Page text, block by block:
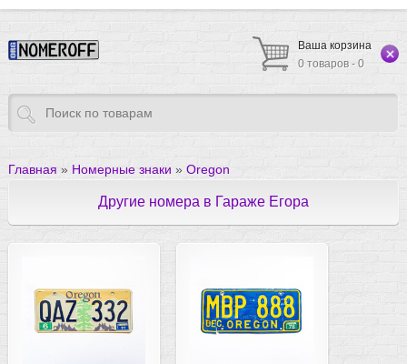
Ваша корзина
0 товаров - 0
Главная » Номерные знаки » Oregon
Другие номера в Гараже Егора